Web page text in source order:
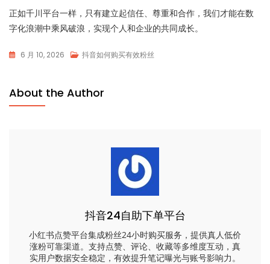
正如千川平台一样，只有建立起信任、尊重和合作，我们才能在数
字化浪潮中乘风破浪，实现个人和企业的共同成长。
6 月 10, 2026 抖音如何购买有效粉丝
About the Author
抖音24自助下单平台
小红书点赞平台集成粉丝24小时购买服务，提供真人低价
涨粉可靠渠道。支持点赞、评论、收藏等多维度互动，真
实用户数据安全稳定，有效提升笔记曝光与账号影响力。